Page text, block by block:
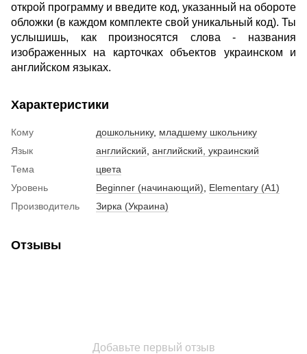
открой программу и введите код, указанный на обороте
обложки (в каждом комплекте свой уникальный код). Ты
услышишь, как произносятся слова - названия
изображенных на карточках объектов украинском и
английском языках.
Характеристики
Кому дошкольнику, младшему школьнику
Язык
английский английский, украинский
Тема
цвета
Уровень
Beginner (начинающий)
Elementary (A1)
Производитель
Зирка (Украина)
Отзывы
Добавьте первый отзыв